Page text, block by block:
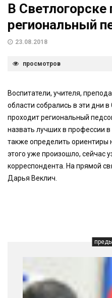
В Светлогорске
региональный
23.08.2018
просмотров
Воспитатели, учителя,
области собрались в эти дни
проходит региональный
назвать лучших в профессии
также определить ориентиры
этого уже произошло, сейчас
корреспондента. На прямой
Дарья Веклич.